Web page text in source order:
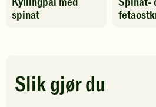
har
stjerner.
Klikk
spinat
har
Slik gjør du